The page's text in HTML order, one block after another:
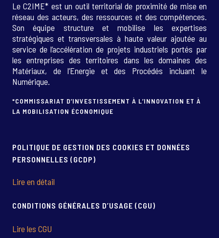
Le C2IME* est un outil territorial de proximité de mise en
réseau des acteurs, des ressources et des compétences.
Son équipe structure et mobilise les expertises
stratégiques et transversales à haute valeur ajoutée au
service de l’accélération de projets industriels portés par
les entreprises des territoires dans les domaines des
Matériaux, de l’Energie et des Procédés incluant le
Numérique.
*COMMISSARIAT D’INVESTISSEMENT À L’INNOVATION ET À
LA MOBILISATION ÉCONOMIQUE
POLITIQUE DE GESTION DES COOKIES ET DONNÉES
PERSONNELLES (GCDP)
Lire en détail
CONDITIONS GÉNÉRALES D’USAGE (CGU)
Lire les CGU